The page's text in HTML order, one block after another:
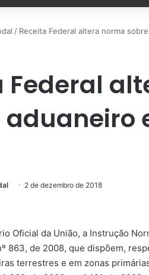
/ Receita Federal altera norma
Federal
2 de dezembro de 2018
Oficial da União, a Instrução
863, de 2008, que dispõem,
terrestres e em zonas